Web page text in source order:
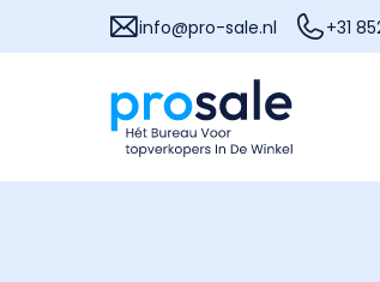
info@pro-sale.nl +31